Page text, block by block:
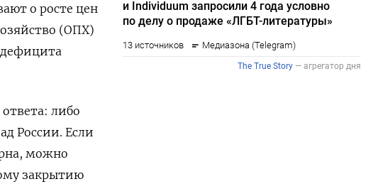
о росте цен
(ОПХ)
дефицита
либо
России. Если
можно
закрытию